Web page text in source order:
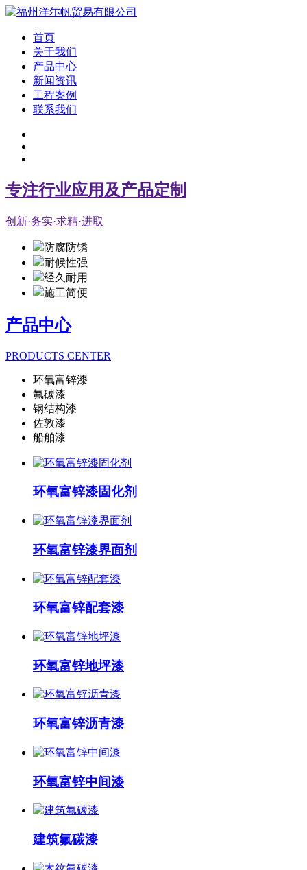
首页
关于我们
产品中心
新闻资讯
工程案例
联系我们
专注行业应用及产品定制
创新·务实·求精·进取
防腐防锈
耐候性强
经久耐用
施工简便
产品中心
PRODUCTS CENTER
环氧富锌漆
氟碳漆
钢结构漆
佐敦漆
船舶漆
环氧富锌漆固化剂
环氧富锌漆界面剂
环氧富锌配套漆
环氧富锌地坪漆
环氧富锌沥青漆
环氧富锌中间漆
建筑氟碳漆